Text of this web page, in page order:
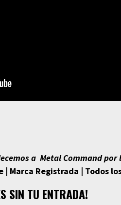
a Metal Command por
| Marca Registrada | Todos
SIN TU ENTRADA!